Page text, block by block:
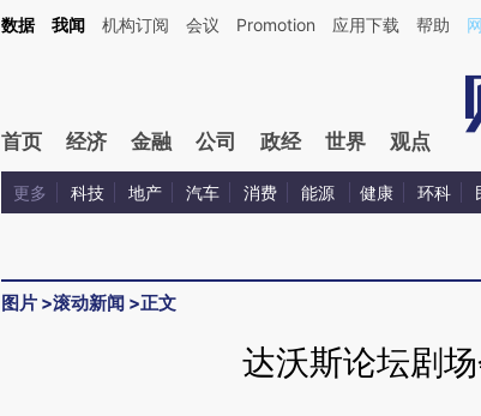
数据 我闻 机构订阅 会议 Promotion 应用下载 帮助
首页 经济 金融 公司 政经 世界 观点
更多 科技 地产 汽车 消费 能源 健康 环科
图片 >滚动新闻 >正文
达沃斯论坛剧